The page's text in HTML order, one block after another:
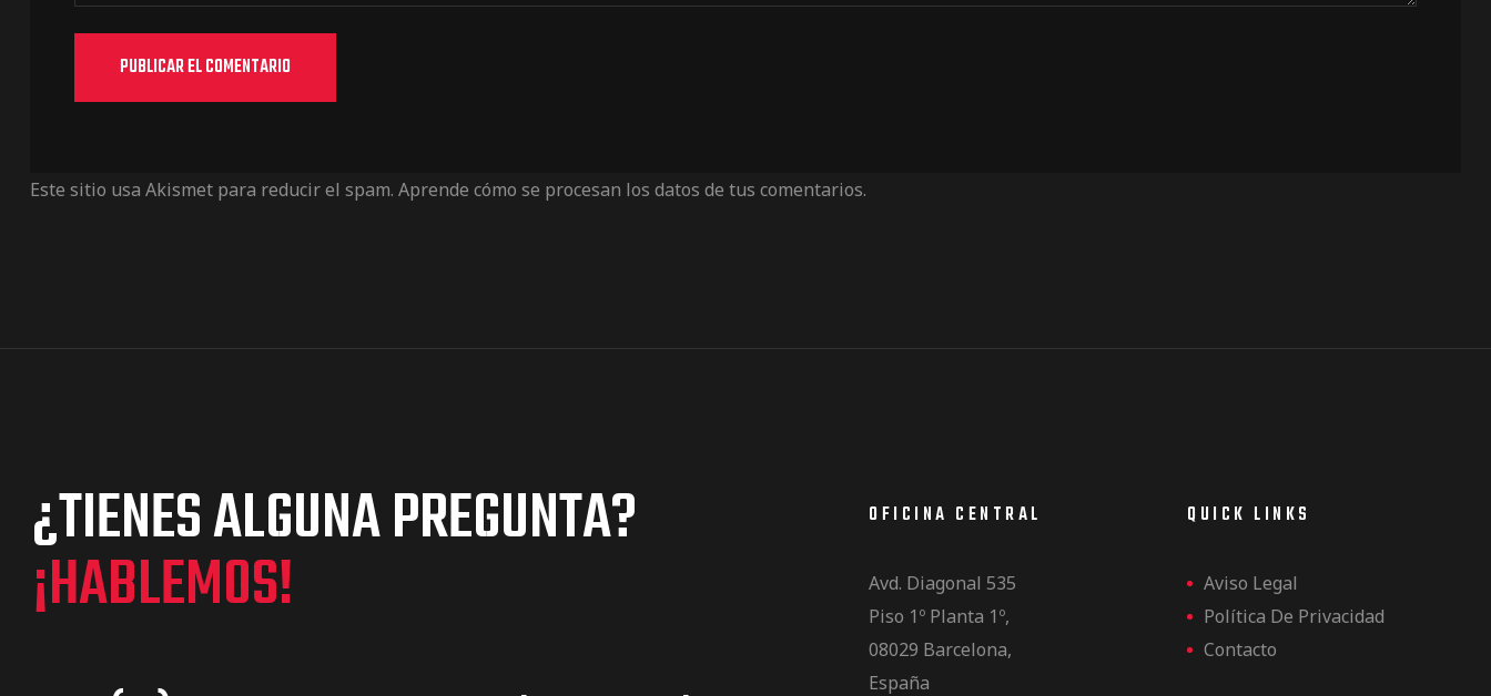
Este sitio usa Akismet para reducir el spam. Aprende cómo se procesan los datos de tus comentarios.
¿TIENES ALGUNA PREGUNTA?
¡HABLEMOS!
OFICINA CENTRAL
Avd. Diagonal 535
Piso 1º Planta 1º,
08029 Barcelona,
España
QUICK LINKS
Aviso Legal
Política De Privacidad
Contacto